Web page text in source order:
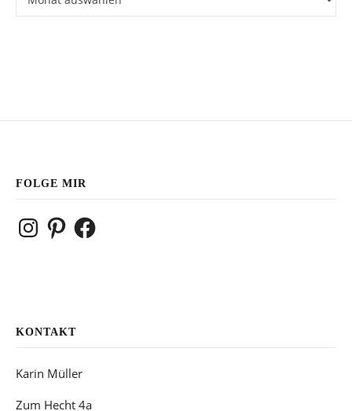
FOLGE MIR
InstagramPinterestFacebook
KONTAKT
Karin Müller
Zum Hecht 4a